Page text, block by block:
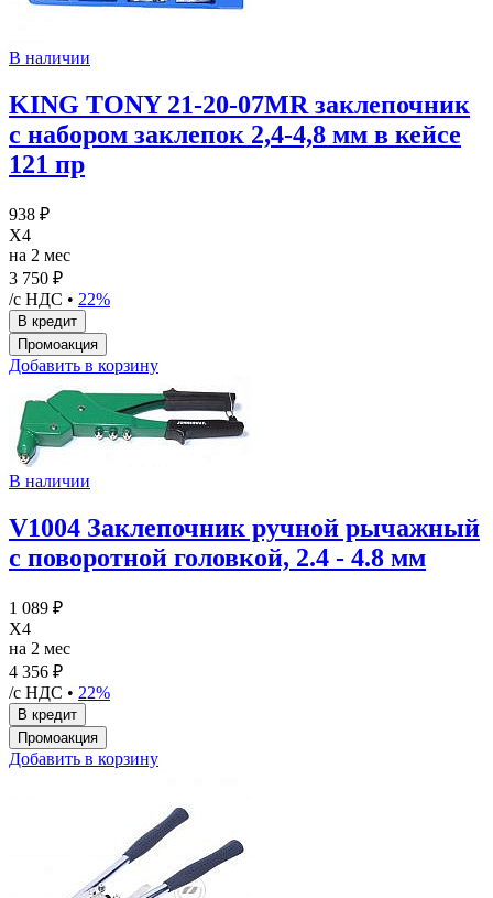
В наличии
KING TONY 21-20-07MR заклепочник
с набором заклепок 2,4-4,8 мм в кейсе
121 пр
938 ₽
X4
на 2 мес
3 750 ₽
/с НДС • 22%
Добавить в корзину
В наличии
V1004 Заклепочник ручной рычажный
с поворотной головкой, 2.4 - 4.8 мм
1 089 ₽
X4
на 2 мес
4 356 ₽
/с НДС • 22%
Добавить в корзину